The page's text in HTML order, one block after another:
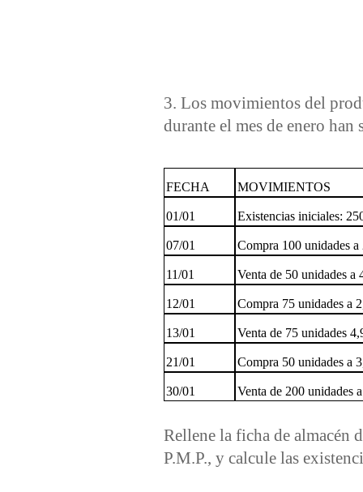
3. Los movimientos del
durante el mes de enero
FECHA MOVIMIENTOS
01/01 Existencias iniciales:
07/01 Compra 100 unidades
11/01 Venta de 50 unidades a
12/01 Compra 75 unidades a
13/01 Venta de 75 unidades
21/01 Compra 50 unidades a
30/01 Venta de 200 unidades
Rellene la ficha de almacén
P.M.P., y calcule las